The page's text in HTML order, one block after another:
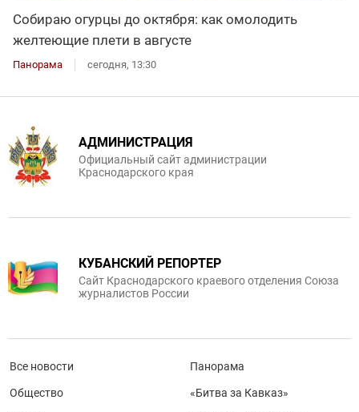
Собираю огурцы до октября: как омолодить
желтеющие плети в августе
Панорама сегодня, 13:30
АДМИНИСТРАЦИЯ
Официальный сайт администрации
Краснодарского края
КУБАНСКИЙ РЕПОРТЕР
Сайт Краснодарского краевого отделения Союза
журналистов России
Все новости
Общество
Панорама
«Битва за Кавказ»